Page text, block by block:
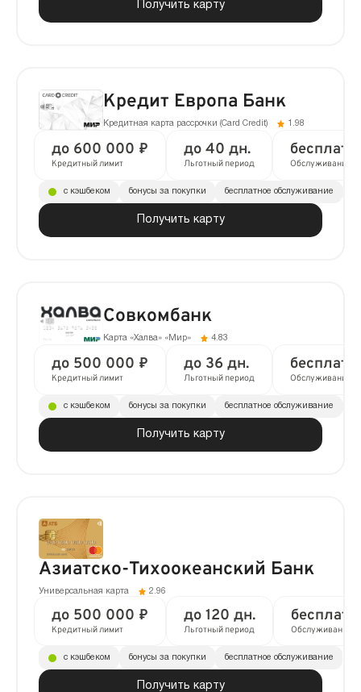
Получить карту
Кредит Европа Банк
Кредитная карта рассрочки (Сard Сredit) 1.98
до 600 000 ₽
Кредитный лимит
до 40 дн.
Льготный период Обслуживание
Получить карту
с кэшбеком бонусы за покупки бесплатное обслуживание
Совкомбанк
Карта «Халва» «Мир» 4.83
до 500 000 ₽
Кредитный лимит
до 36 дн.
Льготный период Обслуживание
Получить карту
с кэшбеком бонусы за покупки бесплатное обслуживание
Азиатско-Тихоокеанский Банк
Универсальная карта 2.96
до 500 000 ₽
Кредитный лимит
до 120 дн.
Льготный период Обслуживание
Получить карту
с кэшбеком бонусы за покупки бесплатное обслуживание